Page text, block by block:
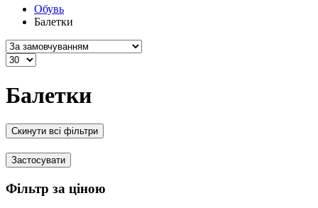
Обувь
Балетки
Балетки
Скинути всі фільтри
Застосувати
Фільтр за ціною